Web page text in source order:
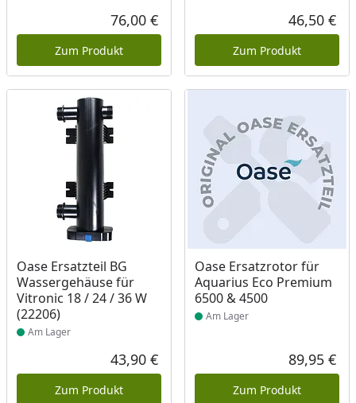
Aktueller Preis
76,00 €
Zum Produkt
46,50 €
Zum Produkt
Oase Ersatzteil BG
Wassergehäuse für
Vitronic 18 / 24 / 36 W
(22206)
Produkt am Lager
Am Lager
Aktueller Preis
43,90 €
Zum Produkt
Oase Ersatzrotor für
Aquarius Eco Premium
6500 & 4500
Produkt am Lager
Am Lager
89,95 €
Zum Produkt